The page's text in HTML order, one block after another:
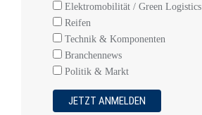
Elektromobilität / Green Logistics
Reifen
Technik & Komponenten
Branchennews
Politik & Markt